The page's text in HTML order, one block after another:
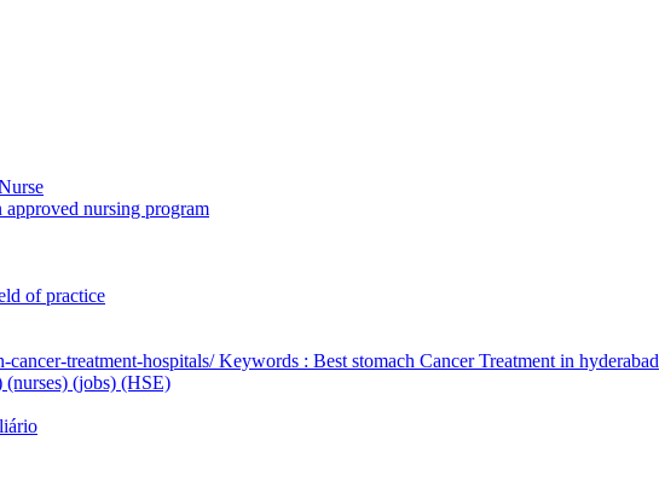
nursing program
of practice
cancer-treatment-hospitals/ Keywords : Best stomach Cancer Treatment in hyderabad
(jobs) (HSE)